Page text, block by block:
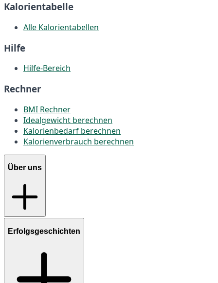
Kalorientabelle
Alle Kalorientabellen
Hilfe
Hilfe-Bereich
Rechner
BMI Rechner
Idealgewicht berechnen
Kalorienbedarf berechnen
Kalorienverbrauch berechnen
Über uns
Erfolgsgeschichten